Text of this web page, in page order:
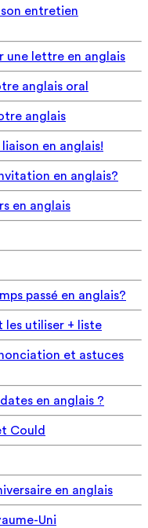
son entretien
une lettre en anglais
anglais oral
anglais
en anglais!
en anglais?
en anglais
passé en anglais?
les utiliser + liste
et astuces
en anglais ?
Could
en anglais
Uni